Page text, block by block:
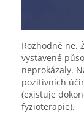
Rozhodně ne.
vystavené
neprokázaly.
pozitivních
(existuje
fyzioterapie).